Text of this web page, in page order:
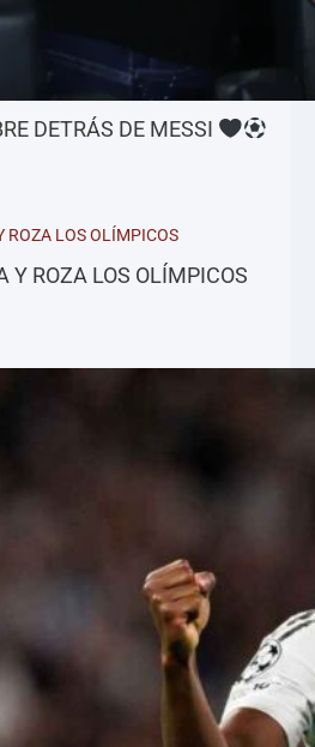
DETRÁS DE MESSI
Y ROZA LOS OLÍMPICOS